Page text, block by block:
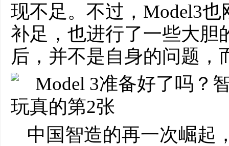
现不足。不过，Model3
补足，也进行了一些大胆
后，并不是自身的问题，
中国智造的再一次崛起